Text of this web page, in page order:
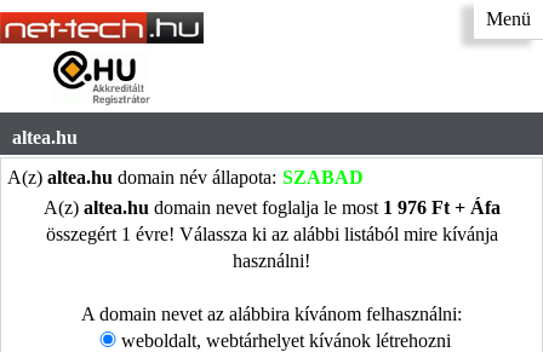
Menü
altea.hu
A(z) altea.hu domain név állapota: SZABAD
A(z) altea.hu domain nevet foglalja le most 1 976 Ft + Áfa
összegért 1 évre! Válassza ki az alábbi listából mire kívánja
használni!
A domain nevet az alábbira kívánom felhasználni:
weboldalt, webtárhelyet kívánok létrehozni